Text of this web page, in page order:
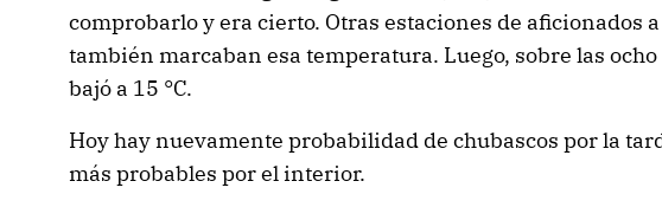
comprobarlo y era cierto. Otras estaciones de aficionados
también marcaban esa temperatura. Luego, sobre las
bajó a 15 °C.
Hoy hay nuevamente probabilidad de chubascos por la
más probables por el interior.